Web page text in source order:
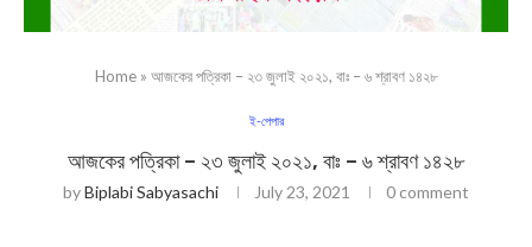
Home» আজকের পত্রিকা – ২৩ জুলাই ২০২১, বাঃ – ৬ শ্রাবণ ১৪২৮
ই-পেপার
আজকের পত্রিকা – ২৩ জুলাই ২০২১, বাঃ – ৬ শ্রাবণ ১৪২৮
byBiplabi Sabyasachi July 23, 2021 0 comment